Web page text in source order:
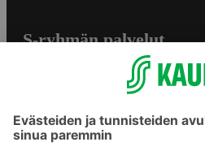
S-ryhmän palvelut
Yhteishyvä Ruoka -sovellus
S-ostoslista -sovellus